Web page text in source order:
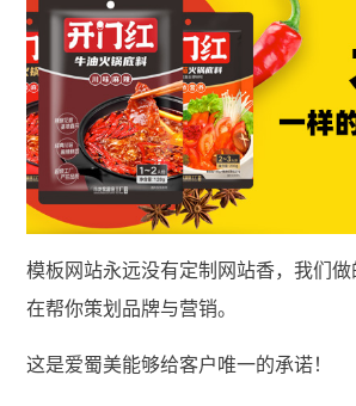
模板网站永远没有定制网站香，我们
在帮你策划品牌与营销。
这是爱蜀美能够给客户唯一的承诺！